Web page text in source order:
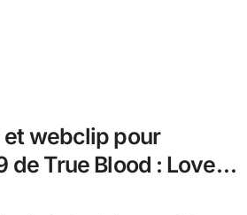
et webclip pour
de True Blood : Love